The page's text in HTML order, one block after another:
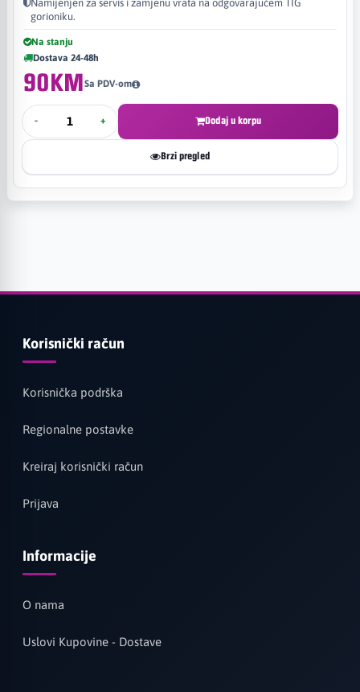
Namijenjen za servis i zamjenu vrata na odgovarajućem TIG
gorioniku.
Na stanju
Dostava 24-48h
90KMSa PDV-om
- + Dodaj u korpu
Brzi pregled
Korisnički račun
Korisnička podrška
Regionalne postavke
Kreiraj korisnički račun
Prijava
Informacije
O nama
Uslovi Kupovine - Dostave